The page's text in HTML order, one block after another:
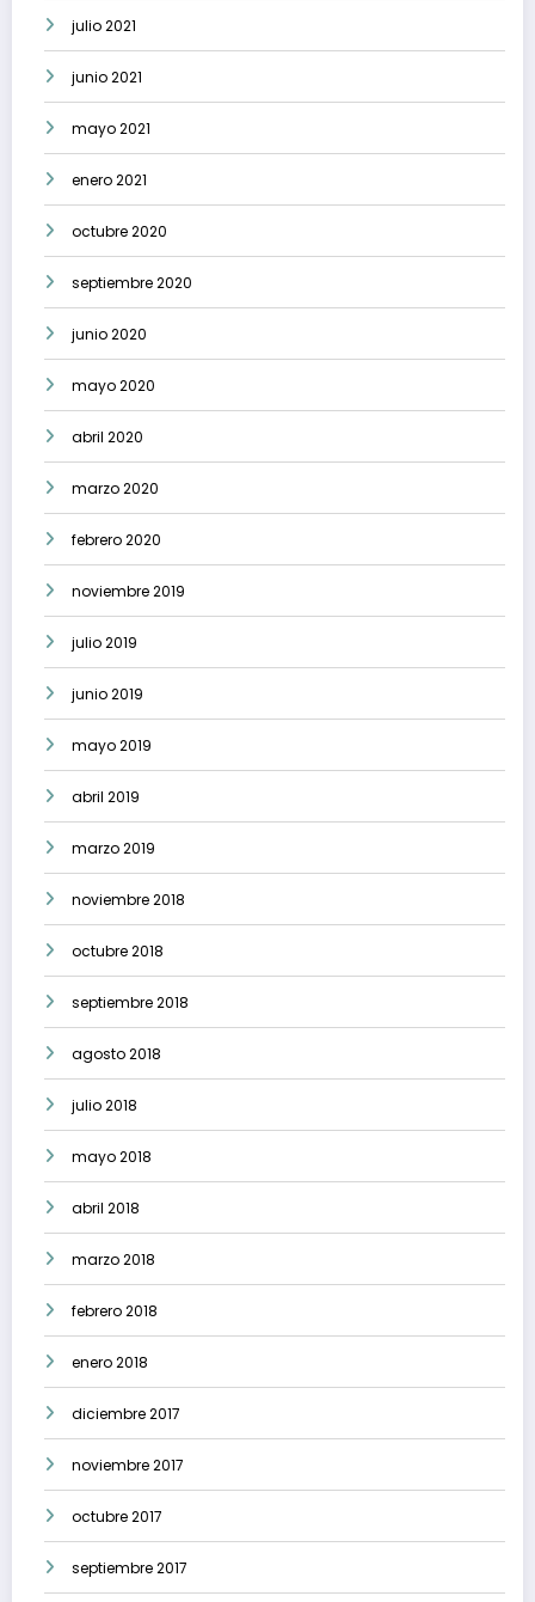
julio 2021
junio 2021
mayo 2021
enero 2021
octubre 2020
septiembre 2020
junio 2020
mayo 2020
abril 2020
marzo 2020
febrero 2020
noviembre 2019
julio 2019
junio 2019
mayo 2019
abril 2019
marzo 2019
noviembre 2018
octubre 2018
septiembre 2018
agosto 2018
julio 2018
mayo 2018
abril 2018
marzo 2018
febrero 2018
enero 2018
diciembre 2017
noviembre 2017
octubre 2017
septiembre 2017